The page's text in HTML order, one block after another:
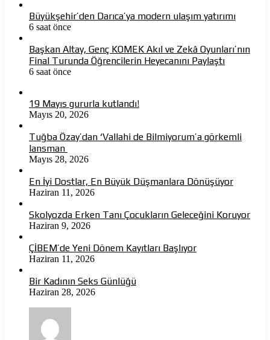
Büyükşehir’den Darıca’ya modern ulaşım yatırımı
6 saat önce
Başkan Altay, Genç KOMEK Akıl ve Zekâ Oyunları’nın
Final Turunda Öğrencilerin Heyecanını Paylaştı
6 saat önce
19 Mayıs gururla kutlandı!
Mayıs 20, 2026
Tuğba Özay’dan ‘Vallahi de Bilmiyorum’a görkemli
lansman
Mayıs 28, 2026
En İyi Dostlar, En Büyük Düşmanlara Dönüşüyor
Haziran 11, 2026
Skolyozda Erken Tanı Çocukların Geleceğini Koruyor
Haziran 9, 2026
ÇİBEM’de Yeni Dönem Kayıtları Başlıyor
Haziran 11, 2026
Bir Kadının Seks Günlüğü
Haziran 28, 2026